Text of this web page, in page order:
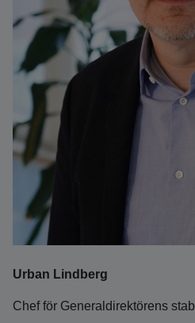
Urban Lindberg
Chef för Generaldirektörens stab